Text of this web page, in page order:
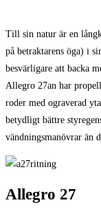
Till sin natur är en
på betraktarens öga) i
besvärligare att backa
Allegro 27an har
roder med ograverad
betydligt bättre
vändningsmanövrar än
Allegro 27